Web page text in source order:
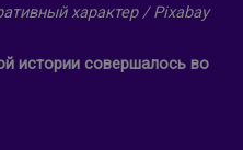
характер / Pixabay
истории совершалось во